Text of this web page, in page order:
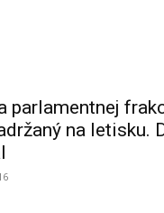
parlamentnej
na letisku.